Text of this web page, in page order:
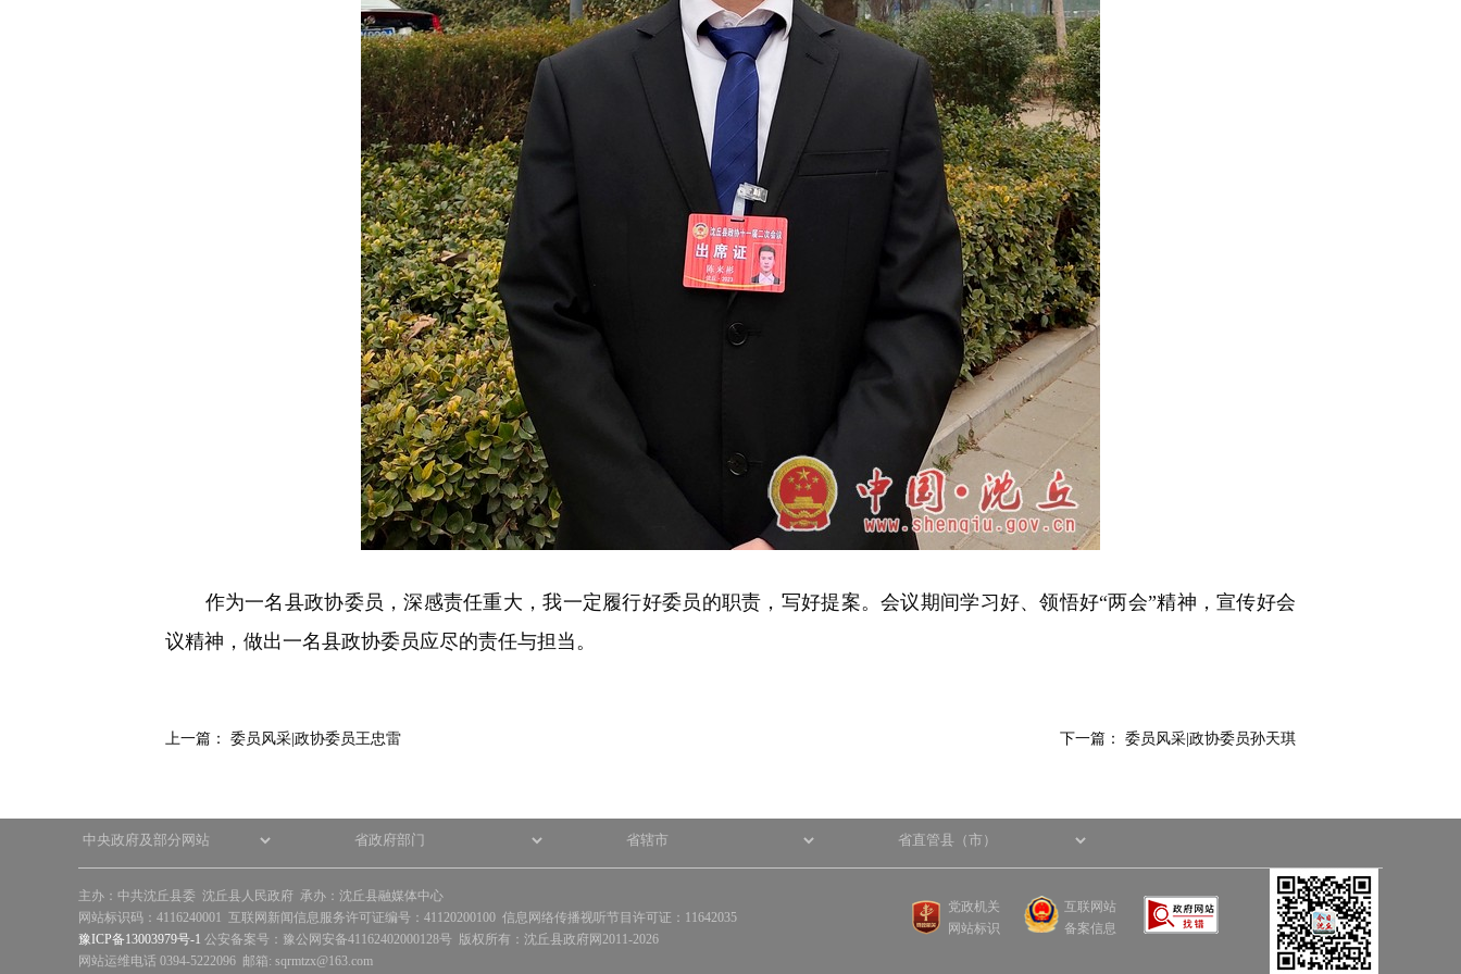
作为一名县政协委员，深感责任重大，我一定履行好委员的职责，写好提案。会议期间学习好、领悟好“两会”精神，宣传好会
议精神，做出一名县政协委员应尽的责任与担当。
上一篇： 委员风采|政协委员王忠雷 下一篇： 委员风采|政协委员孙天琪
主办：中共沈丘县委 沈丘县人民政府 承办：沈丘县融媒体中心
网站标识码：4116240001 互联网新闻信息服务许可证编号：41120200100 信息网络传播视听节目许可证：11642035
豫ICP备13003979号-1 公安备案号：豫公网安备41162402000128号 版权所有：沈丘县政府网2011-2026
网站运维电话 0394-5222096 邮箱: sqrmtzx@163.com
党政机关
网站标识
互联网站
备案信息